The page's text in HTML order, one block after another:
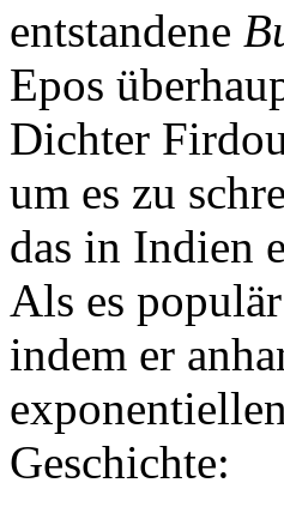
entstandene
Epos
Dichter
um es zu
das in Indien
Als es
indem er
Geschichte: